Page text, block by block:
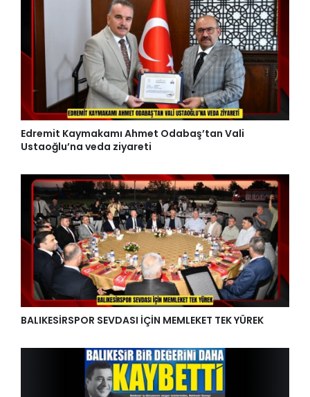
Edremit Kaymakamı Ahmet Odabaş’tan Vali
Ustaoğlu’na veda ziyareti
BALIKESİRSPOR SEVDASI İÇİN MEMLEKET TEK YÜREK